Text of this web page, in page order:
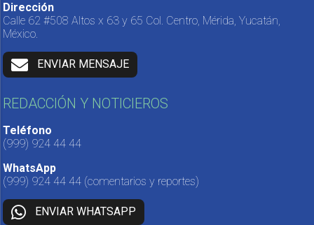
Dirección
Calle 62 #508 Altos x 63 y 65 Col. Centro, Mérida, Yucatán,
México.
ENVIAR MENSAJE
REDACCIÓN Y NOTICIEROS
Teléfono
(999) 924 44 44
WhatsApp
(999) 924 44 44 (comentarios y reportes)
ENVIAR WHATSAPP